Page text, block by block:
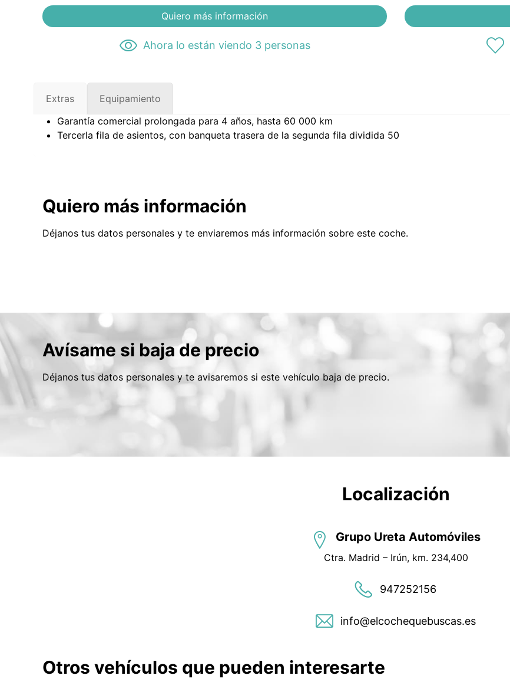
Quiero más información
Ahora lo están viendo 3 personas
Extras
Equipamiento
Garantía comercial prolongada para 4 años, hasta 60 000 km
Tercerla fila de asientos, con banqueta trasera de la segunda fila dividida 50
Quiero más información
Déjanos tus datos personales y te enviaremos más información sobre este coche.
Avísame si baja de precio
Déjanos tus datos personales y te avisaremos si este vehículo baja de precio.
Localización
Grupo Ureta Automóviles
Ctra. Madrid – Irún, km. 234,400
947252156
info@elcochequebuscas.es
Otros vehículos que pueden interesarte